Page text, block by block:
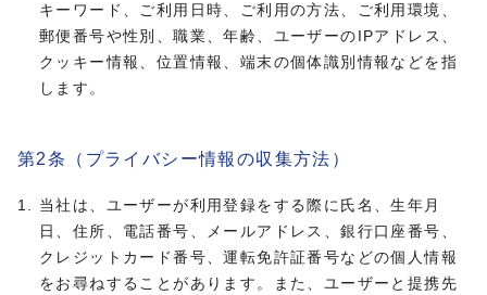
キーワード、ご利用日時、ご利用の方法、ご利用環境、
郵便番号や性別、職業、年齢、ユーザーのIPアドレス、
クッキー情報、位置情報、端末の個体識別情報などを指
します。
第2条（プライバシー情報の収集方法）
当社は、ユーザーが利用登録をする際に氏名、生年月
日、住所、電話番号、メールアドレス、銀行口座番号、
クレジットカード番号、運転免許証番号などの個人情報
をお尋ねすることがあります。また、ユーザーと提携先